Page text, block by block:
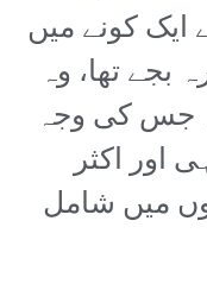
کونے میں
بجے تھا، وہ
جس کی وجہ
اور اکثر
میں شامل